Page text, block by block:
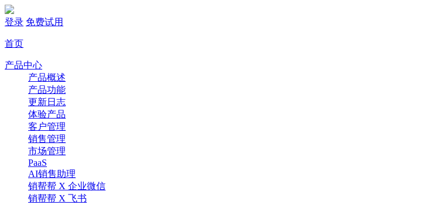
登录 免费试用
首页
产品中心
产品概述
产品功能
更新日志
体验产品
客户管理
销售管理
市场管理
PaaS
AI销售助理
销帮帮 X 企业微信
销帮帮 X 飞书